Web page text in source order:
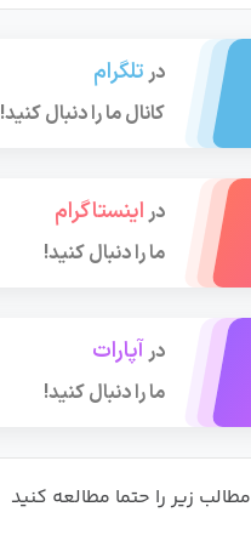
در تلگرام
کانال ما را دنبال کنید!
در اینستاگرام
ما را دنبال کنید!
در آپارات
ما را دنبال کنید!
مطالب زیر را حتما مطالعه کنید